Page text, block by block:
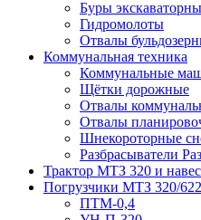
Буры
Гидромолоты
Отвалы
Коммунальная техника
Коммунальные
Щётки дорожные
Отвалы
Отвалы
Шнекороторные
Разбрасыватели
Трактор МТЗ 320 и
Погрузчики МТЗ 320/622
ПТМ-0,4